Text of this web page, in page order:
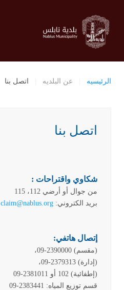
الرئيسيه عن البلديه اتصل بنا
اتصل بنا
شكاوي واقتراحات :
من جوال أو أرضي 112، 115
بريد الكتروني: claim@nablus.org
إتصال هاتفي:
(مقسم) 2390000-09،
(إدارة) 2379313-09،
(إطفائية) 102 أو 2381011-09
قسم توزيع المياه: 2383441-09